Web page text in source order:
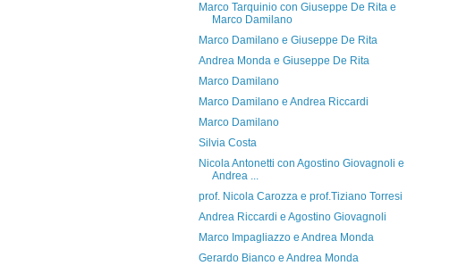
Marco Tarquinio con Giuseppe De Rita e
Marco Damilano
Marco Damilano e Giuseppe De Rita
Andrea Monda e Giuseppe De Rita
Marco Damilano
Marco Damilano e Andrea Riccardi
Marco Damilano
Silvia Costa
Nicola Antonetti con Agostino Giovagnoli e
Andrea ...
prof. Nicola Carozza e prof.Tiziano Torresi
Andrea Riccardi e Agostino Giovagnoli
Marco Impagliazzo e Andrea Monda
Gerardo Bianco e Andrea Monda